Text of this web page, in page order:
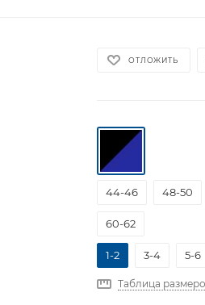
ОТЛОЖИТЬ
44-46 48-50
60-62
1-2 3-4 5-6
Таблица